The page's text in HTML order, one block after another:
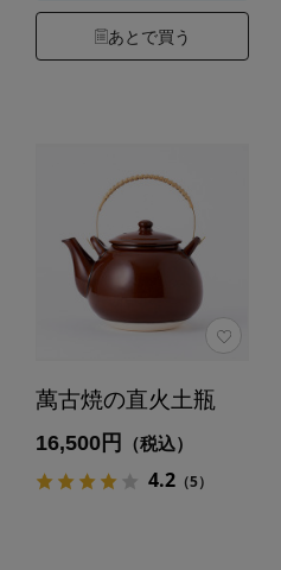
あとで買う
萬古焼の直火土瓶
16,500円 （税込）
4.2（5）